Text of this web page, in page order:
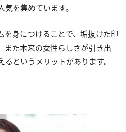
を集めています。
を身につけることで、垢抜けた印
また本来の女性らしさが引き出
というメリットがあります。